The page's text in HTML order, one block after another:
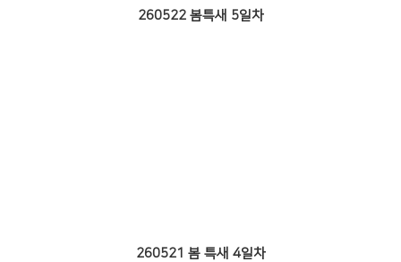
260522 봄특새 5일차
260521 봄 특새 4일차